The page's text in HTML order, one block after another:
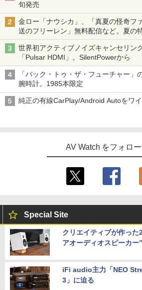
旬発売
金ロー「ナウシカ」、「真夏の怪奇フ
送のフリーレン」無料配信など。夏の
世界初アクティブノイズキャンセリン
「Pulsar HDMI」。SilentPowerから
「バック・トゥ・ザ・フューチャー」
腕時計。1985本限定
純正の有線CarPlay/Android Autoをワ
AV Watch をフォロ
Special Site
クリエイティブが作った
アオーディオスピーカー”
iFi audio主力「NEO
3」に迫る